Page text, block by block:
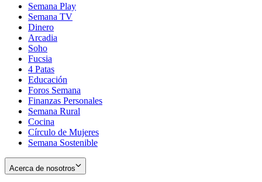
Semana Play
Semana TV
Dinero
Arcadia
Soho
in
new
window
Fucsia
in
new
window
4 Patas
Educación
Foros Semana
Finanzas Personales
Semana Rural
Cocina
Círculo de Mujeres
Semana Sostenible
Acerca de nosotros